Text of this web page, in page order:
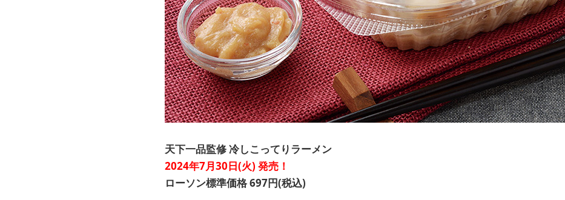
天下一品監修 冷しこってりラーメン
2024年7月30日(火) 発売！
ローソン標準価格 697円(税込)